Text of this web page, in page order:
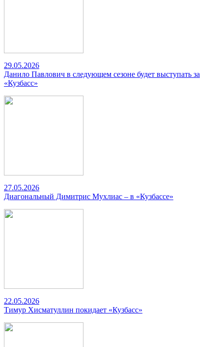
29.05.2026
Данило Павлович в следующем сезоне будет выступать за
«Кузбасс»
27.05.2026
Диагональный Димитрис Мухлиас – в «Кузбассе»
22.05.2026
Тимур Хисматуллин покидает «Кузбасс»